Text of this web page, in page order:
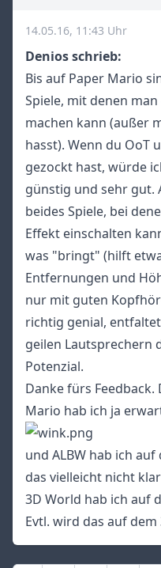
14.05.16, 11:43 Uhr
Denios schrieb:
Bis auf Paper Mario
Spiele, mit denen
machen kann (außer
hasst). Wenn du OoT
gezockt hast, würde
günstig und sehr gut.
beides Spiele, bei
Effekt einschalten
was "bringt" (hilft
Entfernungen und
nur mit guten
richtig genial,
geilen Lautsprechern
Potenzial.
Danke fürs
Mario hab ich ja
und ALBW hab ich
das vielleicht nicht
3D World hab ich auf
Evtl. wird das auf dem